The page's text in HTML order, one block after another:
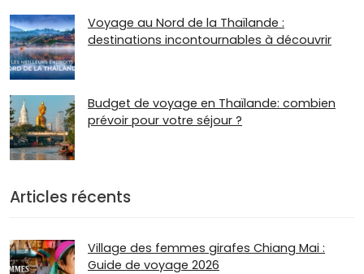
Voyage au Nord de la Thaïlande :
destinations incontournables à découvrir
Budget de voyage en Thaïlande: combien
prévoir pour votre séjour ?
Articles récents
Village des femmes girafes Chiang Mai :
Guide de voyage 2026